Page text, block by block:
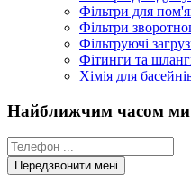
Фільтри для
Фільтри
Фільтруючі
Фітинги та
Хімія для
Найближчим часом ми